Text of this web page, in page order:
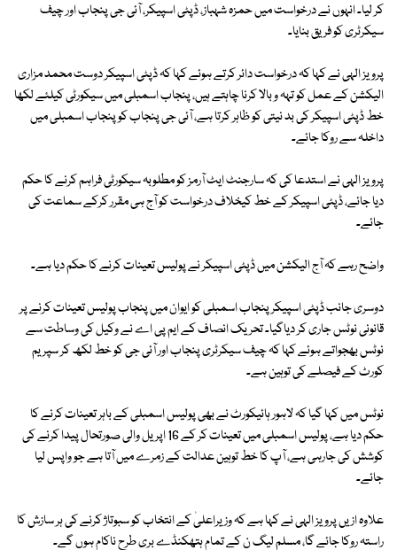
کر لیا۔ انہوں نے درخواست میں حمزہ شہباز، ڈپٹی اسپیکر، آئی جی پنجاب اور چیف
سیکرٹری کو فریق بنایا۔
پرویز الہی نے کہا کہ درخواست دائر کرتے ہوئے کہا کہ ڈپٹی اسپیکر دوست محمد مزاری
الیکشن کے عمل کو تہہ و بالا کرنا چاہتے ہیں، پنجاب اسمبلی میں سیکورٹی کیلئے لکھا
خط ڈپٹی اسپیکر کی بد نیتی کو ظاہر کرتا ہے، آئی جی پنجاب کو پنجاب اسمبلی میں
داخلہ سے روکا جائے۔
پرویز الہی نے استدعا کی کہ سارجنٹ ایٹ آرمز کو مطلوبہ سیکورٹی فراہم کرنے کا حکم
دیا جائے، ڈپٹی اسپیکر کے خط کیخلاف درخواست کو آج ہی مقرر کرکے سماعت کی
جائے۔
واضح رہے کہ آج الیکشن میں ڈپٹی اسپیکر نے پولیس تعینات کرنے کا حکم دیا ہے۔
دوسری جانب ڈپٹی اسپیکر پنجاب اسمبلی کو ایوان میں پنجاب پولیس تعینات کرنے پر
قانونی نوٹس جاری کر دیاگیا۔ تحریک انصاف کے ایم پی اے نے وکیل کی وساطت سے
نوٹس بھجواتے ہوئے کہا کہ چیف سیکرٹری پنجاب اور آئی جی کو خط لکھ کر سپریم
کورٹ کے فیصلے کی توہین ہے۔
نوٹس میں کہا گیا کہ لاہور ہائیکورٹ نے بھی پولیس اسمبلی کے باہر تعینات کرنے کا
حکم دیا ہے، پولیس اسمبلی میں تعینات کر کے 16 اپریل والی صورتحال پیدا کرنے کی
کوشش کی جارہی ہے، آپ کا خط توہین عدالت کے زمرے میں آتا ہے جو واپس لیا
جائے۔
علاوہ ازیں پرویز الہی نے کہا ہے کہ وزیراعلیٰ کے انتخاب کو سبوتاژ کرنے کی ہر سازش کا
راستہ روکا جائے گا، مسلم لیگ ن کے تمام ہتھکنڈے بری طرح ناکام ہوں گے۔